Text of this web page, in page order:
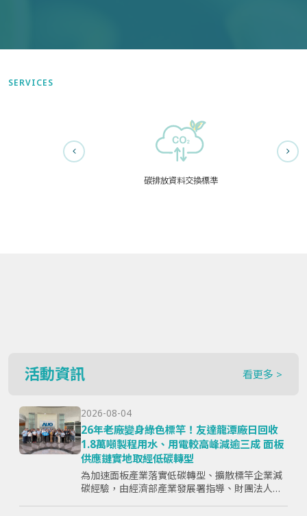
SERVICES
碳排放資料交換標準
活動資訊 看更多 >
2026-08-04
26年老廠變身綠色標竿！友達龍潭廠日回收
1.8萬噸製程用水、用電較高峰減逾三成 面板
供應鏈實地取經低碳轉型
為加速面板產業落實低碳轉型、擴散標竿企業減
碳經驗，由經濟部產業發展署指導、財團法人資